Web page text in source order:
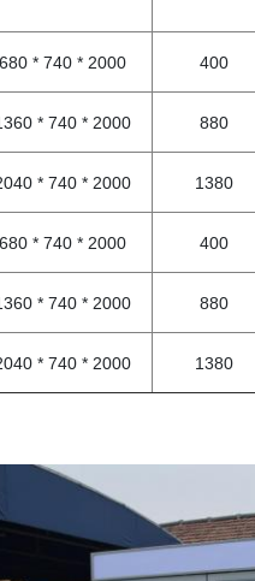
680 * 740 * 2000 400
* 740 * 2000 880
* 740 * 2000 1380
680 * 740 * 2000 400
* 740 * 2000 880
* 740 * 2000 1380